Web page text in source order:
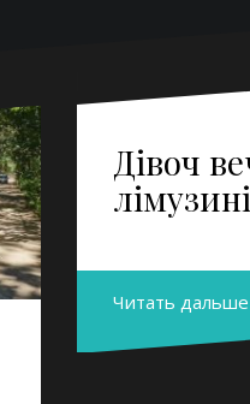
Дівоч
лімузині
Читать